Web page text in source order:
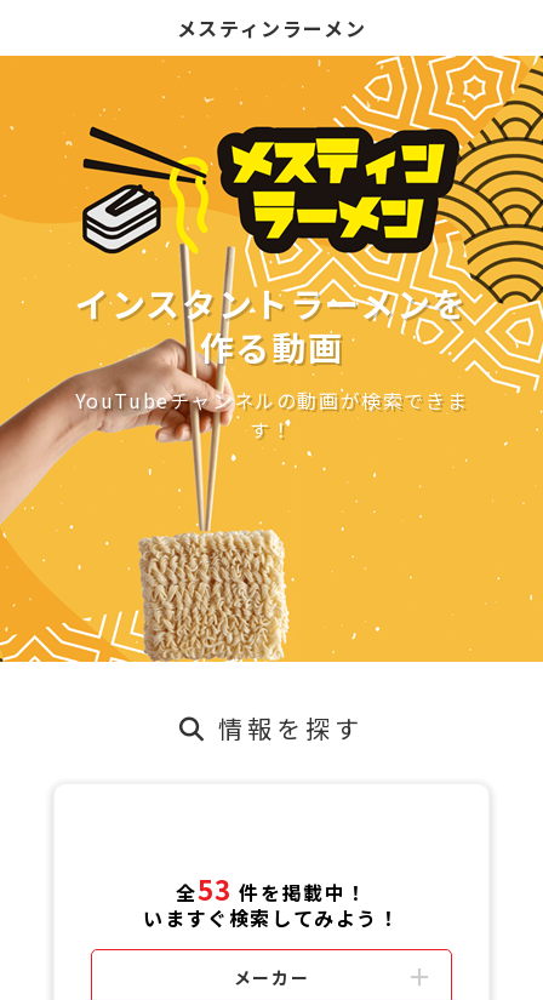
メスティンラーメン
インスタントラーメンを
作る動画
YouTubeチャンネルの動画が検索できま
す！
情報を探す
全53 件を掲載中！
いますぐ検索してみよう！
メーカー